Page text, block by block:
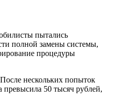
пытались
полной замены системы,
процедуры
нескольких попыток
превысила 50 тысяч рублей,